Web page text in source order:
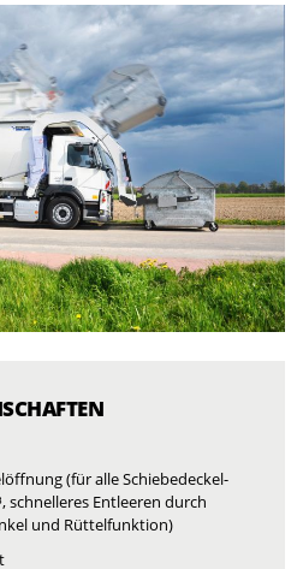
(für alle Schiebedeckel-
schnelleres Entleeren durch
und Rüttelfunktion)